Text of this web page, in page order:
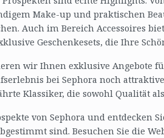
Make-up und praktischen
Auch im Bereich Accessoires
Geschenkesets, die Ihre
wir Ihnen exklusive Angebote
bei Sephora noch
Klassiker, die sowohl Qualität
von Sephora und entdecken
sind. Besuchen Sie die